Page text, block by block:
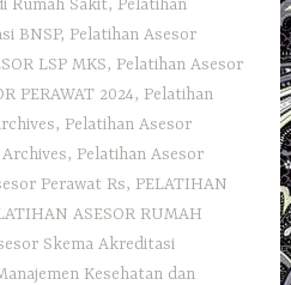
Rumah Sakit, Pelatihan
BNSP, Pelatihan Asesor
LSP MKS, Pelatihan Asesor
PERAWAT 2024, Pelatihan
, Pelatihan Asesor
, Pelatihan Asesor
Perawat Rs, PELATIHAN
ASESOR RUMAH
Skema Akreditasi
Kesehatan dan